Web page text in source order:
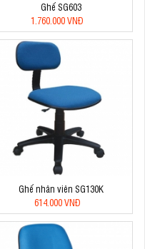
Ghế SG603
1.760.000 VNĐ
Ghế nhân viên SG130K
614.000 VNĐ